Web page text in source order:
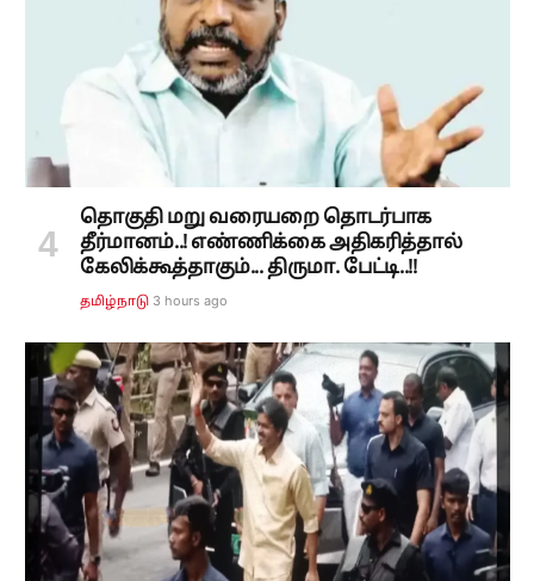
தொகுதி மறு வரையறை தொடர்பாக
தீர்மானம்..! எண்ணிக்கை அதிகரித்தால்
கேலிக்கூத்தாகும்... திருமா. பேட்டி..!!
தமிழ்நாடு 3 hours ago